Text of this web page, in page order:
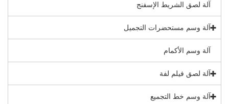
آلة لصق الشريط الإسفنج
آلة وسم مستحضرات التجميل
آلة وسم الأكمام
آلة لصق فيلم لفة
آلة وسم خط التجميع